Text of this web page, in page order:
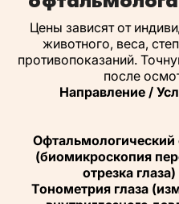
Цены зависят от
животного, веса,
противопоказаний.
после
Направление /
Офтальмологический
(биомикроскопия
отрезка глаза)
Тонометрия глаза